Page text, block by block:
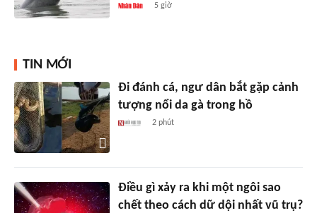
5 giờ
TIN MỚI
Đi đánh cá, ngư dân bắt gặp cảnh
tượng nổi da gà trong hồ
2 phút
Điều gì xảy ra khi một ngôi sao
chết theo cách dữ dội nhất vũ trụ?